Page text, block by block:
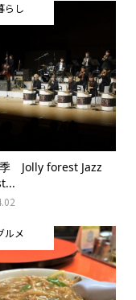
らし
Jolly forest Jazz
ルメ